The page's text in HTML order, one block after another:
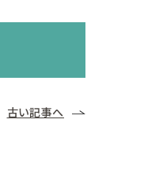
古い記事へ